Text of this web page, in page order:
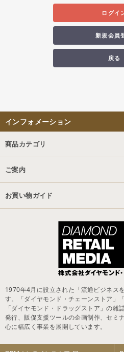
ログイ
新規会員
戻る
インフォメーション
商品カテゴリ
ご案内
お買い物ガイド
1970年4月に設立された「流通ビジネス
す。「ダイヤモンド・チェーンストア」
「ダイヤモンド・ドラッグストア」の雑
発行、販促支援ツールの企画制作、セミ
心に幅広く事業を展開しています。